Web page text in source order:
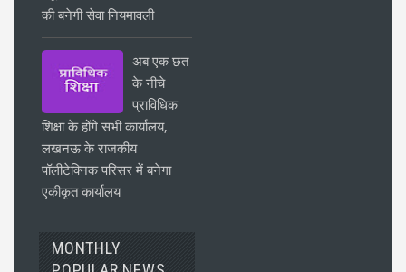
की बनेगी सेवा नियमावली
अब एक छत
के नीचे
प्राविधिक
शिक्षा के होंगे सभी कार्यालय,
लखनऊ के राजकीय
पॉलीटेक्निक परिसर में बनेगा
एकीकृत कार्यालय
MONTHLY